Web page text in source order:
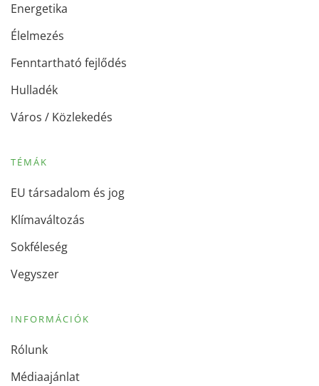
Energetika
Élelmezés
Fenntartható fejlődés
Hulladék
Város / Közlekedés
TÉMÁK
EU társadalom és jog
Klímaváltozás
Sokféleség
Vegyszer
INFORMÁCIÓK
Rólunk
Médiaajánlat